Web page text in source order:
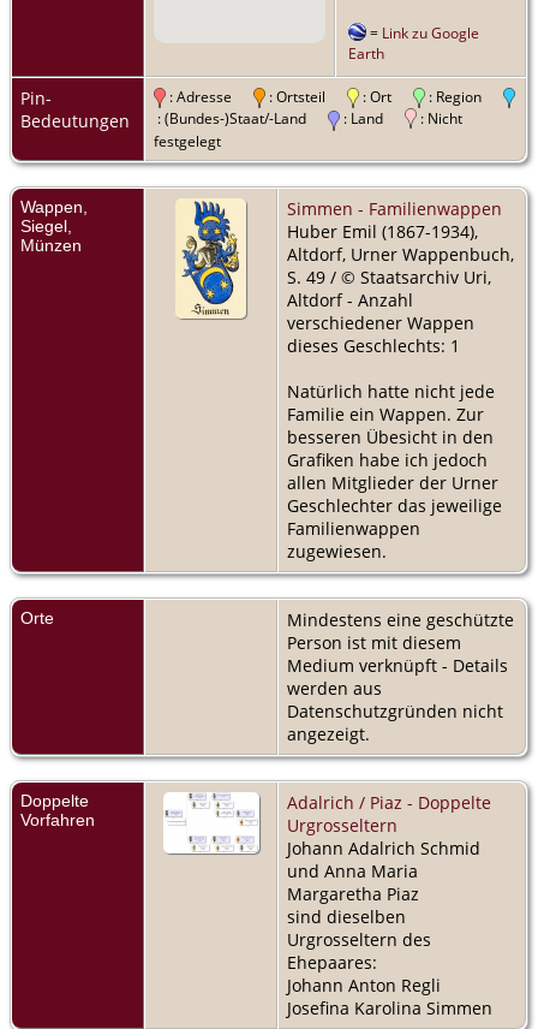
= Link zu Google
Earth
Pin-
Bedeutungen
: Adresse : Ortsteil : Ort
: Region
: (Bundes-)Staat/-Land
: Land
: Nicht
festgelegt
Wappen,
Siegel,
Münzen
Simmen - Familienwappen
Huber Emil (1867-1934),
Altdorf, Urner Wappenbuch,
S. 49 / © Staatsarchiv Uri,
Altdorf - Anzahl
verschiedener Wappen
dieses Geschlechts: 1
Natürlich hatte nicht jede
Familie ein Wappen. Zur
besseren Übesicht in den
Grafiken habe ich jedoch
allen Mitglieder der Urner
Geschlechter das jeweilige
Familienwappen
zugewiesen.
Orte
Mindestens eine geschützte
Person ist mit diesem
Medium verknüpft - Details
werden aus
Datenschutzgründen nicht
angezeigt.
Doppelte
Vorfahren
Adalrich / Piaz - Doppelte
Urgrosseltern
Johann Adalrich Schmid
und Anna Maria
Margaretha Piaz
sind dieselben
Urgrosseltern des
Ehepaares:
Johann Anton Regli
Josefina Karolina Simmen